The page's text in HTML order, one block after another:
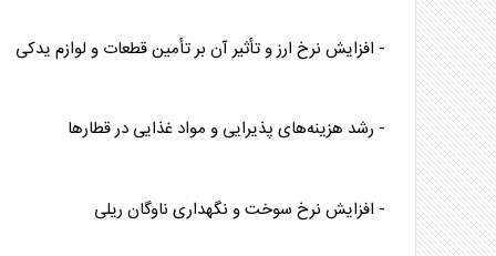
- افزایش نرخ ارز و تأثیر آن بر تأمین قطعات و لوازم یدکی
- رشد هزینه‌های پذیرایی و مواد غذایی در قطار‌ها
- افزایش نرخ سوخت و نگهداری ناوگان ریلی